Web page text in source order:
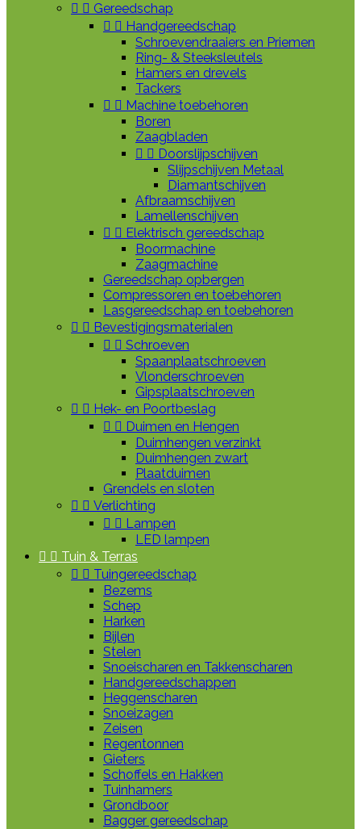
  Gereedschap
  Handgereedschap
Schroevendraaiers en Priemen
Ring- & Steeksleutels
Hamers en drevels
Tackers
  Machine toebehoren
Boren
Zaagbladen
  Doorslijpschijven
Slijpschijven Metaal
Diamantschijven
Afbraamschijven
Lamellenschijven
  Elektrisch gereedschap
Boormachine
Zaagmachine
Gereedschap opbergen
Compressoren en toebehoren
Lasgereedschap en toebehoren
  Bevestigingsmaterialen
  Schroeven
Spaanplaatschroeven
Vlonderschroeven
Gipsplaatschroeven
  Hek- en Poortbeslag
  Duimen en Hengen
Duimhengen verzinkt
Duimhengen zwart
Plaatduimen
Grendels en sloten
  Verlichting
  Lampen
LED lampen
  Tuin & Terras
  Tuingereedschap
Bezems
Schep
Harken
Bijlen
Stelen
Snoeischaren en Takkenscharen
Handgereedschappen
Heggenscharen
Snoeizagen
Zeisen
Regentonnen
Gieters
Schoffels en Hakken
Tuinhamers
Grondboor
Bagger gereedschap